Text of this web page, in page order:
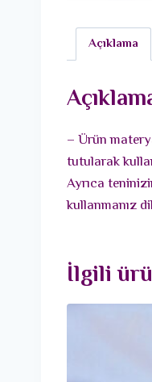
Açıklama
– Ürün
tutularak
Ayrıca
kullanmanız
İlgili